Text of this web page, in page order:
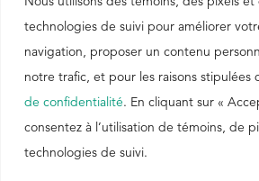
technologies de suivi pour améliorer
navigation, proposer un contenu
notre trafic, et pour les raisons stipulées
de confidentialité. En cliquant sur «
consentez à l’utilisation de témoins, de
technologies de suivi.
EthicsPoint
Contact
Careers
Ackumen
Jul This Month